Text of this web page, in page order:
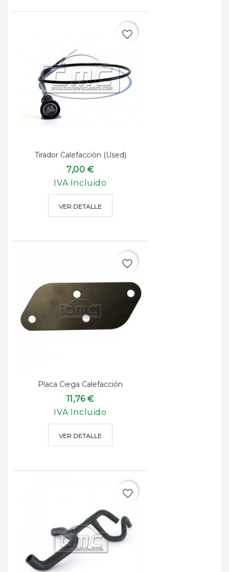
Tirador Calefacción (used)
7,00 €
IVA Incluido
VER DETALLE
favorite_border
Placa Ciega Calefacción
11,76 €
IVA Incluido
VER DETALLE
favorite_border
favorite_border